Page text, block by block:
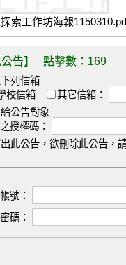
索工作坊海報
公告】 點擊數：169
列信箱
校信箱
其它信箱：
公告對象
授權碼：
此公告，欲刪除此公告，
號：
碼：